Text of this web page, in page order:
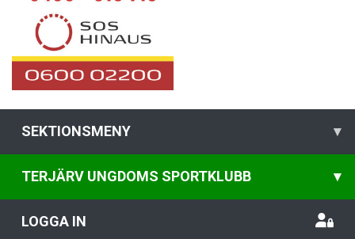
SEKTIONSMENY ▾
TERJÄRV UNGDOMS SPORTKLUBB ▾
LOGGA IN